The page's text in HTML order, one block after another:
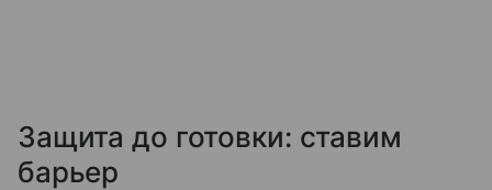
Защита до готовки: ставим
барьер